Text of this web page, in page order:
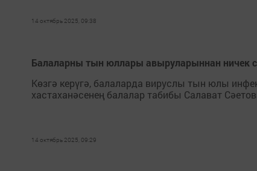
14 октябрь 2025, 09:38
Балаларны тын юллары авыруларыннан ничек
Көзгә керүгә, балаларда вируслы тын юлы
хастаханәсенең балалар табибы Салават
14 октябрь 2025, 09:29